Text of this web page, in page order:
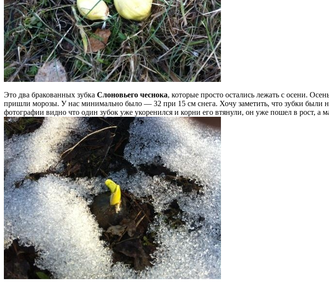
Это два бракованных зубка Слоновьего чеснока, которые просто остались лежать с осени.
пришли морозы. У нас минимально было — 32 при 15 см снега. Хочу заметить, что зубки были
фотографии видно что один зубок уже укоренился и корни его втянули, он уже пошел в рост, а